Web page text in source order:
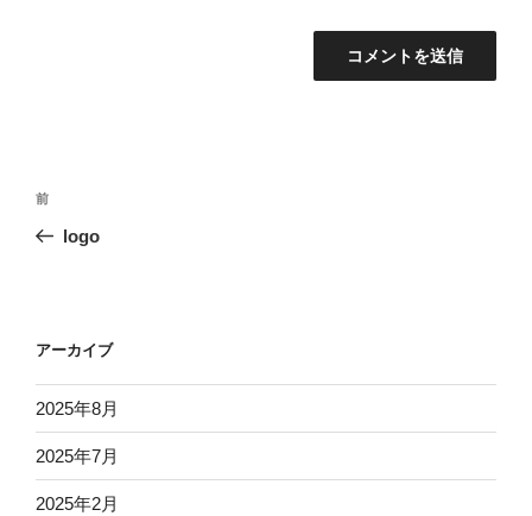
投
ー
シ
ョ
ン
過
去
前
logo
アーカイブ
2025年8月
2025年7月
2025年2月